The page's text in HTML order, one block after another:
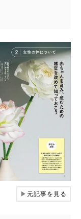
▶元記事を見る